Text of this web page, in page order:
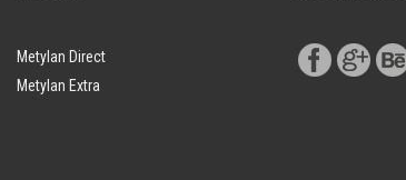
Metylan Direct
Metylan Extra